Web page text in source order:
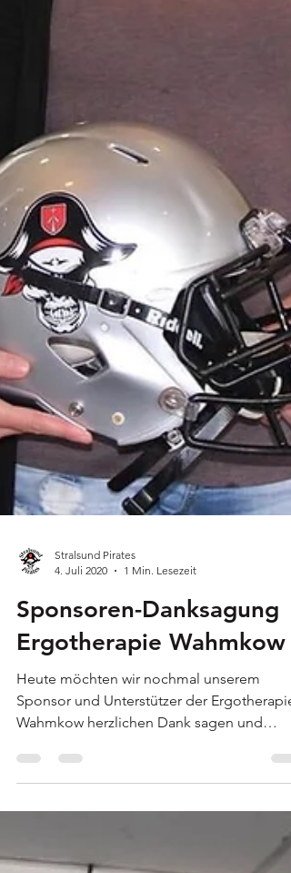
4. Juli 2020
1 Min. Lesezeit
Sponsoren-Danksagung
Ergotherapie Wahmkow
Heute möchten wir nochmal unserem
freuen uns weiterhin auf...